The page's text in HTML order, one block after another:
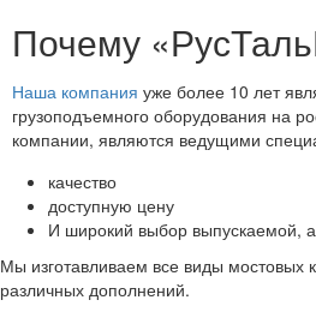
Почему
Наша компания уже более 10 лет
грузоподъемного оборудования на
компании, являются ведущими
качество
доступную цену
И широкий выбор выпускаемой,
Мы изготавливаем все виды мостовых
различных дополнений.